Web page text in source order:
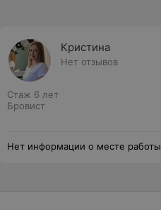
Кристина
Нет отзывов
Стаж 6 лет
Бровист
Нет информации о месте работы